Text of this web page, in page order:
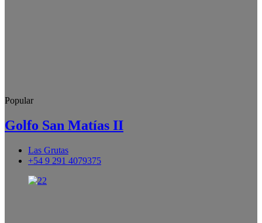
Popular
Golfo San Matías II
Las Grutas
+54 9 291 4079375